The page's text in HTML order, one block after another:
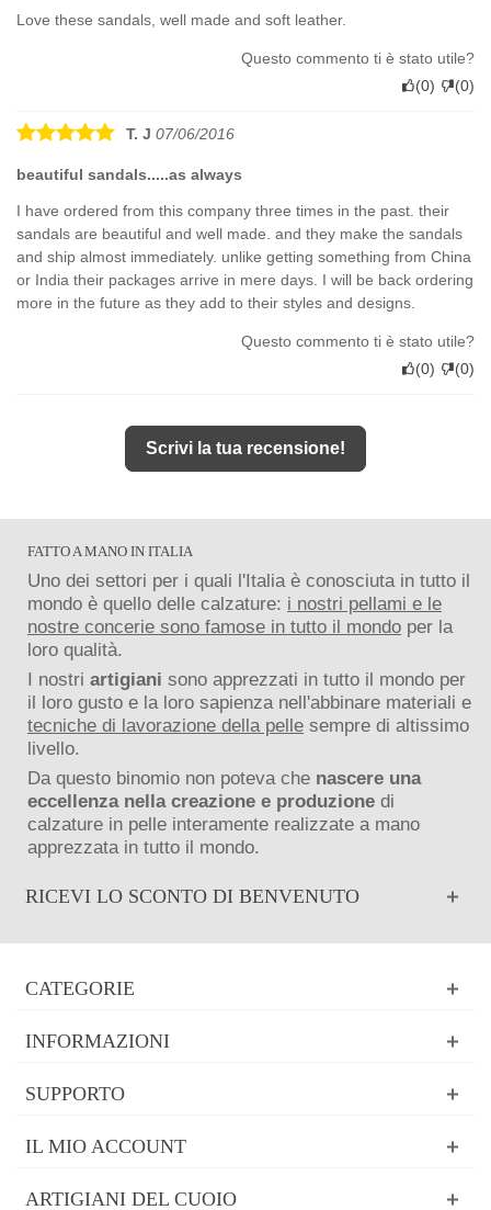
Love these sandals, well made and soft leather.
Questo commento ti è stato utile?
(0) (0)
T. J 07/06/2016
beautiful sandals.....as always
I have ordered from this company three times in the past. their
sandals are beautiful and well made. and they make the sandals
and ship almost immediately. unlike getting something from China
or India their packages arrive in mere days. I will be back ordering
more in the future as they add to their styles and designs.
Questo commento ti è stato utile?
(0) (0)
Scrivi la tua recensione!
FATTO A MANO IN ITALIA
Uno dei settori per i quali l'Italia è conosciuta in tutto il
mondo è quello delle calzature: i nostri pellami e le
nostre concerie sono famose in tutto il mondo per la
loro qualità.
I nostri artigiani sono apprezzati in tutto il mondo per
il loro gusto e la loro sapienza nell'abbinare materiali e
tecniche di lavorazione della pelle sempre di altissimo
livello.
Da questo binomio non poteva che nascere una
eccellenza nella creazione e produzione di
calzature in pelle interamente realizzate a mano
apprezzata in tutto il mondo.
RICEVI LO SCONTO DI BENVENUTO
CATEGORIE
INFORMAZIONI
SUPPORTO
IL MIO ACCOUNT
ARTIGIANI DEL CUOIO